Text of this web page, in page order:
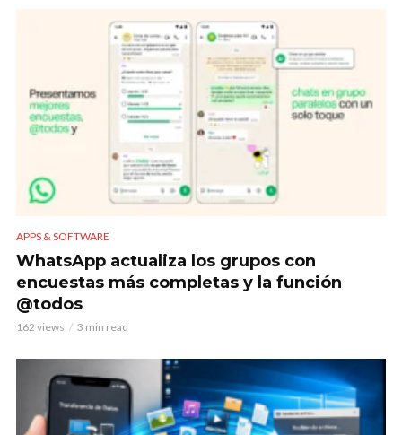
APPS & SOFTWARE
WhatsApp actualiza los grupos con
encuestas más completas y la función
@todos
162 views 3 min read